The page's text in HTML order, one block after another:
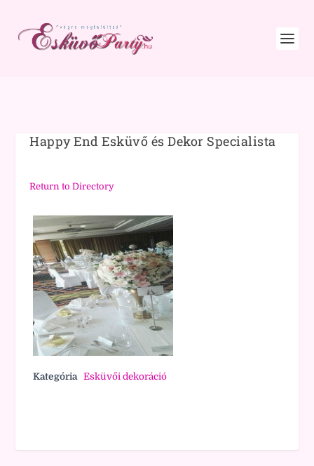
Happy End Esküvő és Dekor Specialista
Return to Directory
Kategória Esküvői dekoráció